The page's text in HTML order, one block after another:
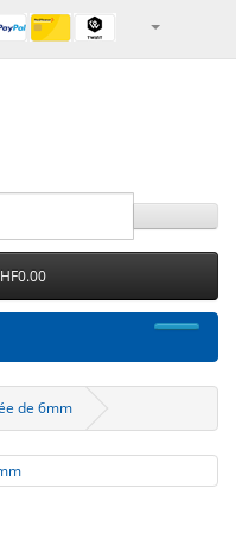
de 6mm